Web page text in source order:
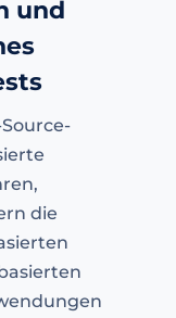
und
die